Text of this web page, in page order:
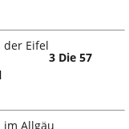
3 Die 57